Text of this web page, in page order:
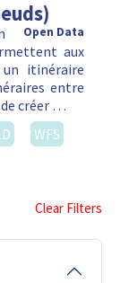
Open Data
aux
itinéraire
entre
créer …
WFS
Clear Filters